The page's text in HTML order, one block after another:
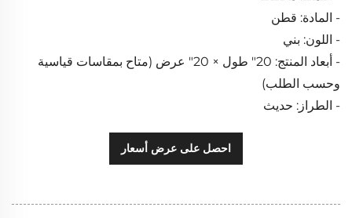
- المادة: قطن
- اللون: بني
- أبعاد المنتج: 20" طول × 20" عرض (متاح بمقاسات قياسية
وحسب الطلب)
- الطراز: حديث
احصل على عرض أسعار